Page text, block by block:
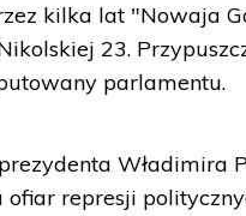
kilka lat "Nowaja
23.
parlamentu.
Władimira
represji